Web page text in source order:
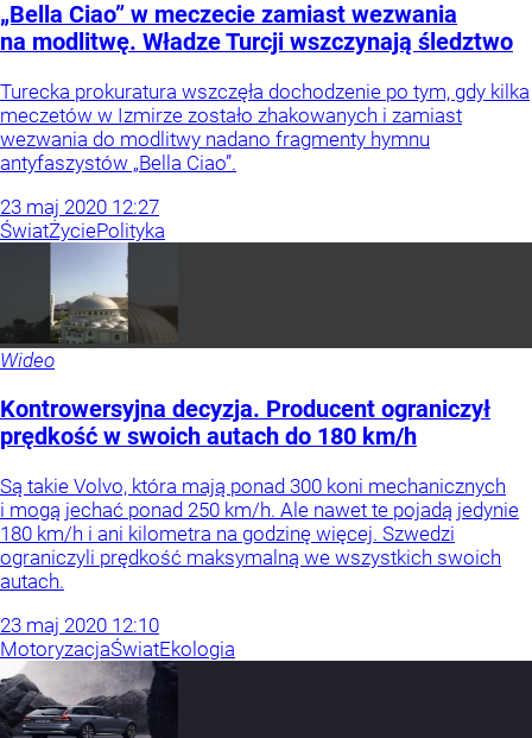
„Bella Ciao” w meczecie zamiast wezwania
na modlitwę. Władze Turcji wszczynają śledztwo
Turecka prokuratura wszczęła dochodzenie po tym, gdy kilka
meczetów w Izmirze zostało zhakowanych i zamiast
wezwania do modlitwy nadano fragmenty hymnu
antyfaszystów „Bella Ciao”.
23 maj 2020 12:27
ŚwiatŻyciePolityka
Wideo
Kontrowersyjna decyzja. Producent ograniczył
prędkość w swoich autach do 180 km/h
Są takie Volvo, która mają ponad 300 koni mechanicznych
i mogą jechać ponad 250 km/h. Ale nawet te pojadą jedynie
180 km/h i ani kilometra na godzinę więcej. Szwedzi
ograniczyli prędkość maksymalną we wszystkich swoich
autach.
23 maj 2020 12:10
MotoryzacjaŚwiatEkologia